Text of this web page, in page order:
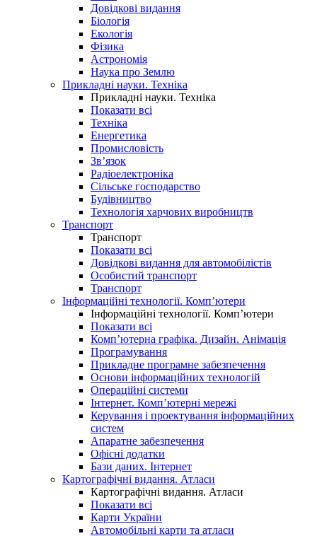
Довідкові видання
Біологія
Екологія
Фізика
Астрономія
Наука про Землю
Прикладні науки. Техніка
Прикладні науки. Техніка
Показати всі
Техніка
Енергетика
Промисловість
Зв’язок
Радіоелектроніка
Сільське господарство
Будівництво
Технологія харчових виробництв
Транспорт
Транспорт
Показати всі
Довідкові видання для автомобілістів
Особистий транспорт
Транспорт
Інформаційні технології. Комп’ютери
Інформаційні технології. Комп’ютери
Показати всі
Комп’ютерна графіка. Дизайн. Анімація
Програмування
Прикладне програмне забезпечення
Основи інформаційних технологій
Операційні системи
Інтернет. Комп’ютерні мережі
Керування і проектування інформаційних
систем
Апаратне забезпечення
Офісні додатки
Бази даних. Інтернет
Картографічні видання. Атласи
Картографічні видання. Атласи
Показати всі
Карти України
Автомобільні карти та атласи